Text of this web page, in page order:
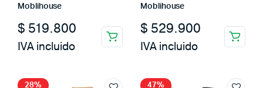
Moblihouse
$ 519.800
IVA incluido
Moblihouse
$ 529.900
IVA incluido
28% 47%